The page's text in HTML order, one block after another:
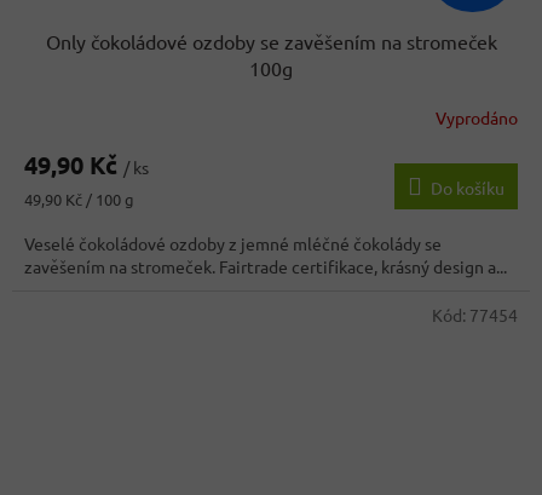
Only čokoládové ozdoby se zavěšením na stromeček
100g
Vyprodáno
49,90 Kč / ks
Měrná
49,90 Kč / 100 g
Do košíku
Veselé čokoládové ozdoby z jemné mléčné čokolády se
zavěšením na stromeček. Fairtrade certifikace, krásný design a...
Kód: 77454